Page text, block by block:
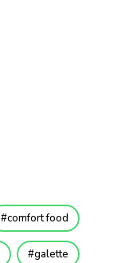
comfort food
galette